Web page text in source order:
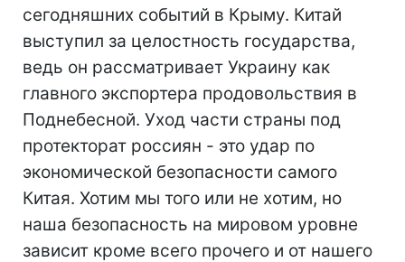
сегодняшних событий в Крыму. Китай
выступил за целостность государства,
ведь он рассматривает Украину как
главного экспортера продовольствия в
Поднебесной. Уход части страны под
протекторат россиян - это удар по
экономической безопасности самого
Китая. Хотим мы того или не хотим, но
наша безопасность на мировом уровне
зависит кроме всего прочего и от нашего